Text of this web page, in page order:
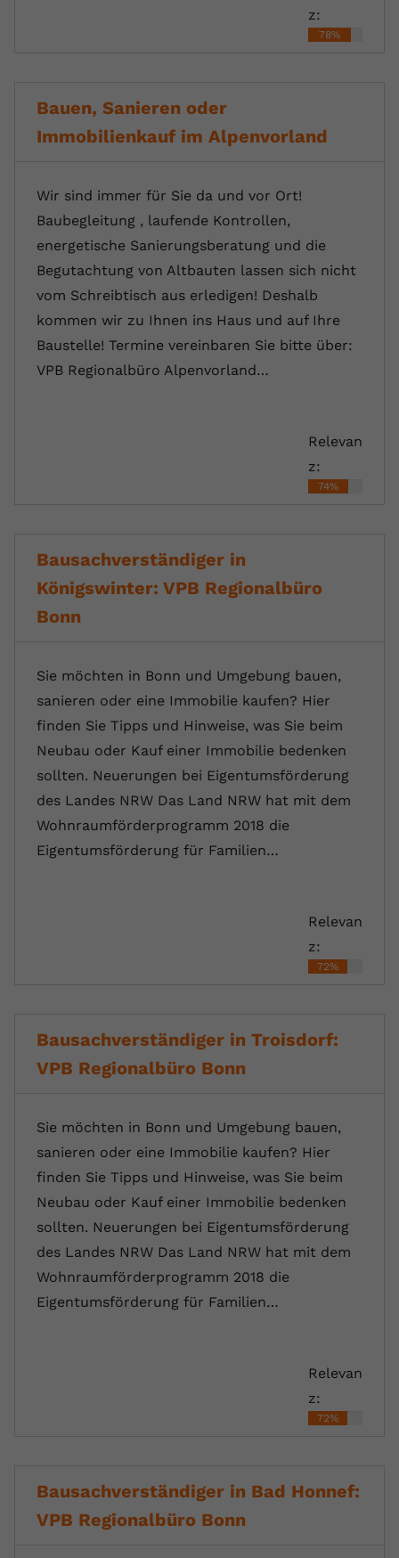
z:
78%
Bauen, Sanieren oder
Immobilienkauf im Alpenvorland
Wir sind immer für Sie da und vor Ort!
Baubegleitung , laufende Kontrollen,
energetische Sanierungsberatung und die
Begutachtung von Altbauten lassen sich nicht
vom Schreibtisch aus erledigen! Deshalb
kommen wir zu Ihnen ins Haus und auf Ihre
Baustelle! Termine vereinbaren Sie bitte über:
VPB Regionalbüro Alpenvorland…
Relevan
z:
74%
Bausachverständiger in
Königswinter: VPB Regionalbüro
Bonn
Sie möchten in Bonn und Umgebung bauen,
sanieren oder eine Immobilie kaufen? Hier
finden Sie Tipps und Hinweise, was Sie beim
Neubau oder Kauf einer Immobilie bedenken
sollten. Neuerungen bei Eigentumsförderung
des Landes NRW Das Land NRW hat mit dem
Wohnraumförderprogramm 2018 die
Eigentumsförderung für Familien…
Relevan
z:
72%
Bausachverständiger in Troisdorf:
VPB Regionalbüro Bonn
Sie möchten in Bonn und Umgebung bauen,
sanieren oder eine Immobilie kaufen? Hier
finden Sie Tipps und Hinweise, was Sie beim
Neubau oder Kauf einer Immobilie bedenken
sollten. Neuerungen bei Eigentumsförderung
des Landes NRW Das Land NRW hat mit dem
Wohnraumförderprogramm 2018 die
Eigentumsförderung für Familien…
Relevan
z:
72%
Bausachverständiger in Bad Honnef:
VPB Regionalbüro Bonn